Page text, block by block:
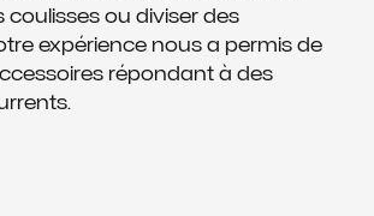
coulisses ou diviser des
expérience nous a permis de
répondant à des